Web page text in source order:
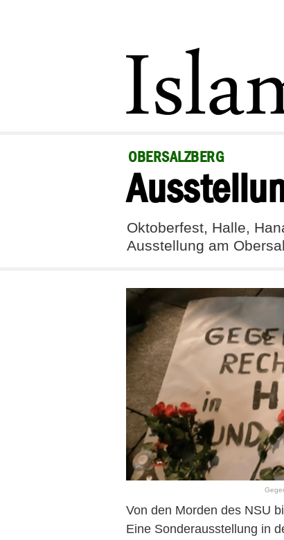
OBERSALZBERG
Oktoberfest, Halle,
Ausstellung am
Von den Morden des NSU
Eine Sonderausstellung in